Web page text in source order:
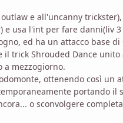
e all'uncanny
usa l'int per fare danni(liv
ed ha un attacco base di
trick Shrouded Dance
a mezzogiorno.
ottenendo così un
portando il
o sconvolgere